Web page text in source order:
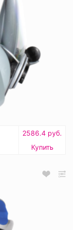
2586.4 руб.
Купить